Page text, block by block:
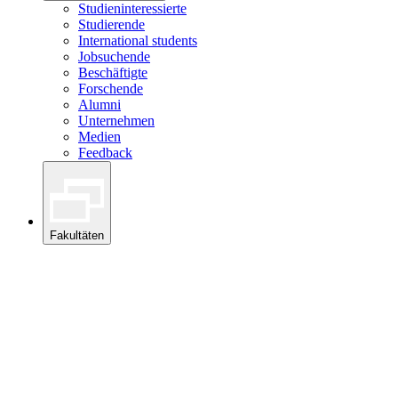
Studieninteressierte
Studierende
International students
Jobsuchende
Beschäftigte
Forschende
Alumni
Unternehmen
Medien
Feedback
Fakultäten